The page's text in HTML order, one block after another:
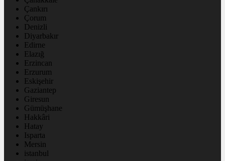
Çankırı
Çorum
Denizli
Diyarbakır
Edirne
Elazığ
Erzincan
Erzurum
Eskişehir
Gaziantep
Giresun
Gümüşhane
Hakkâri
Hatay
Isparta
Mersin
istanbul